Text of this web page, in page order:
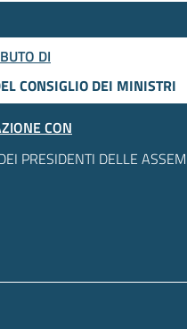
DI
CONSIGLIO DEI MINISTRI
CON
PRESIDENTI DELLE